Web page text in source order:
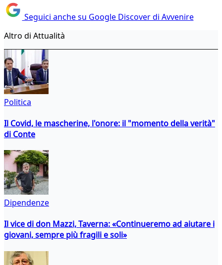
Seguici anche su Google Discover di Avvenire
Altro di Attualità
Politica
Il Covid, le mascherine, l'onore: il "momento della verità"
di Conte
Dipendenze
Il vice di don Mazzi, Taverna: «Continueremo ad aiutare i
giovani, sempre più fragili e soli»